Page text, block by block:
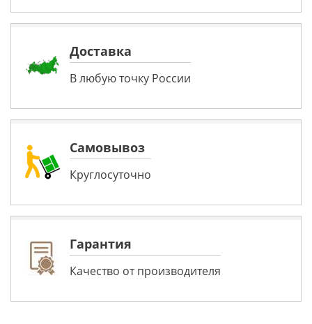
Доставка
В любую точку России
Самовывоз
Круглосуточно
Гарантия
Качество от производителя